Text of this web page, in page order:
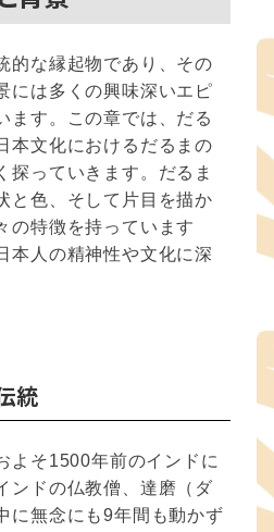
的な縁起物であり、その
には多くの興味深いエピ
ます。この章では、だる
本文化におけるだるまの
探っていきます。だるま
と色、そして片目を描か
の特徴を持っています
本人の精神性や文化に深
統
よそ1500年前のインドに
ンドの仏教僧、達磨（ダ
に無念にも9年間も動かず